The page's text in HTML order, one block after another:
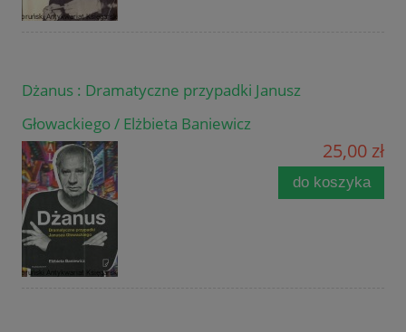
Dżanus : Dramatyczne przypadki Janusz
Głowackiego / Elżbieta Baniewicz
25,00 zł
do koszyka